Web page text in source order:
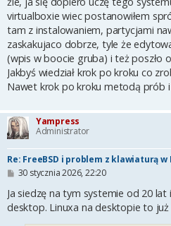
virtualboxie wiec postanowiłem
tam z instalowaniem, partycjami
zaskakujaco dobrze, tyle że
(wpis w boocie gruba) i też poszło
Jakbyś wiedział krok po kroku co
Nawet krok po kroku metodą prób
Yampress
Administrator
Re: FreeBSD i problem z klawiaturą w
P
s
30 stycznia 2026, 22:20
Ja siedzę na tym systemie od 20
desktop. Linuxa na desktopie to już